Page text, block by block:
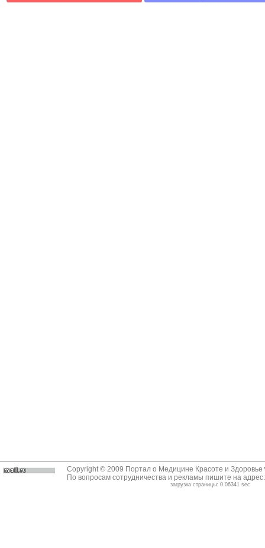
Copyright © 2009 Портал о Медицине Красоте и Здоровье
По вопросам сотрудничества и рекламы пишите на
загрузка страницы: 0.06341 sec